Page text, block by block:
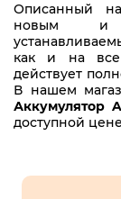
Описанный
новым и
как и на все
действует
В нашем
Аккумулятор
доступной